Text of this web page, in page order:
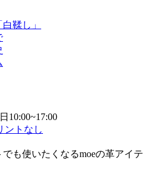
鞣し」
10:00~17:00
ントなし
も使いたくなるmoeの革アイテ